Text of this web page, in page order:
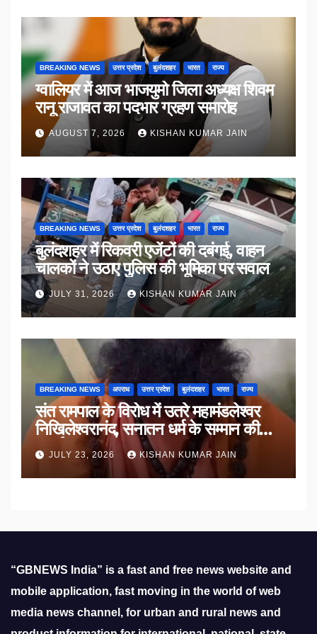
BREAKING NEWS उत्तर प्रदेश बुलंदशहर भारत राज्य
ग्वालियर में आज भाजयुमो जिला अध्यक्ष शिवम
रानू राजावत का पदभार ग्रहण समारोह
AUGUST 7, 2026 KISHAN KUMAR JAIN
BREAKING NEWS उत्तर प्रदेश बुलंदशहर भारत राज्य
बुलंदशहर में रिकवरी एजेंटों की दबंगई, वाहन
चालकों ने उठाए पुलिस की भूमिका पर सवाल
JULY 31, 2026 KISHAN KUMAR JAIN
BREAKING NEWS अपराध उत्तर प्रदेश बुलंदशहर भारत राज्य
संत रामपाल के विरोध में उतरे महामंडलेश्वर
निखिलेश्वरानंद, सनातन धर्म के सम्मान की
उठाई मांग
JULY 23, 2026 KISHAN KUMAR JAIN
“GBNEWS India” is a fast and free news website and
mobile application, fast moving in the world of web
media news channel, for urban and rural news and